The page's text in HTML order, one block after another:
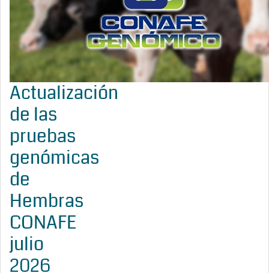
Actualización
de las
pruebas
genómicas
de
Hembras
CONAFE
julio
2026